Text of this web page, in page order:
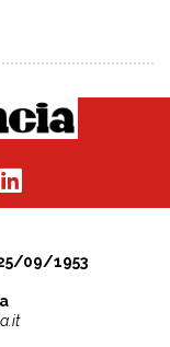
09/1953